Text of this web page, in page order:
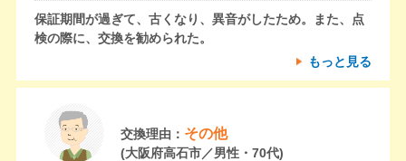
保証期間が過ぎて、古くなり、異音がしたため。また、点
検の際に、交換を勧められた。
もっと見る
交換理由： その他
(大阪府高石市／男性・70代)